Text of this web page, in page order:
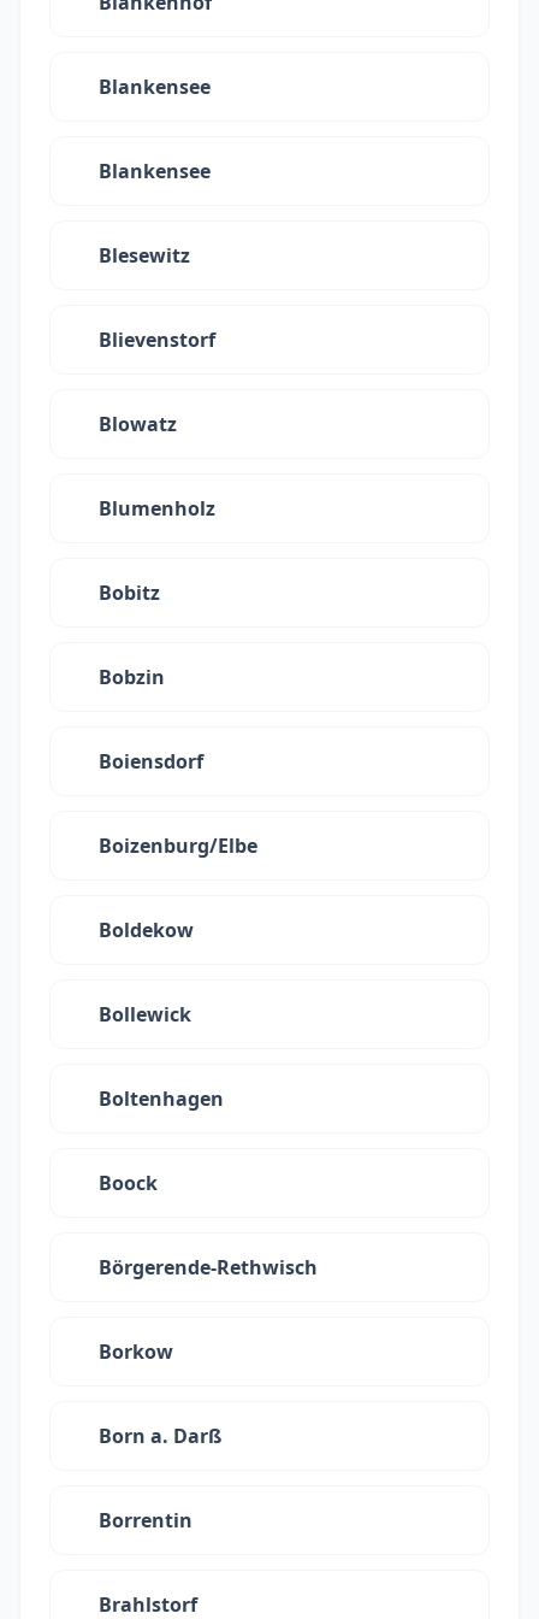
Blankensee
Blankensee
Blesewitz
Blievenstorf
Blowatz
Blumenholz
Bobitz
Bobzin
Boiensdorf
Boizenburg/Elbe
Boldekow
Bollewick
Boltenhagen
Boock
Börgerende-Rethwisch
Borkow
Born a. Darß
Borrentin
Brahlstorf